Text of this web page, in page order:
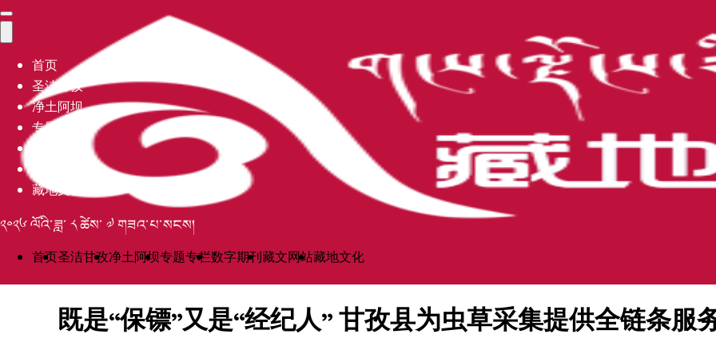
首页
圣洁甘孜
净土阿坝
专题专栏
藏地文化
༢༠༢༦ ལོའི་ཟླ་ ༨ ཚེས་ ༧ གཟའ་པ་སངས།
首页圣洁甘孜净土阿坝专题专栏数字期刊藏文网站藏地文化
既是“保镖”又是“经纪人” 甘孜县为虫草采集提供全链条服